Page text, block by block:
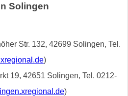
Solingen
Str. 132, 42699 Solingen, Tel.
)
19, 42651 Solingen, Tel. 0212-
)